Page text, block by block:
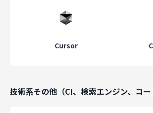
Cursor
技術系その他（CI、検索エンジン、コー